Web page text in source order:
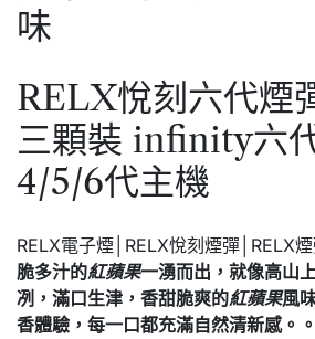
RELX悅刻六代煙
三顆裝 infinity六
4/5/6代主機
RELX電子煙│RELX悅刻煙彈│RELX
脆多汁的紅蘋果一湧而出，就像高山
冽，滿口生津，香甜脆爽的紅蘋果風
香體驗，每一口都充滿自然清新感。。